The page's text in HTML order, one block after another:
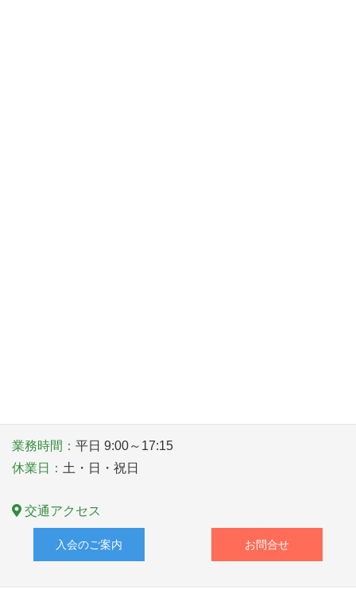
業務時間： 平日 9:00～17:15
休業日： 土・日・祝日
交通アクセス
入会のご案内 お問合せ